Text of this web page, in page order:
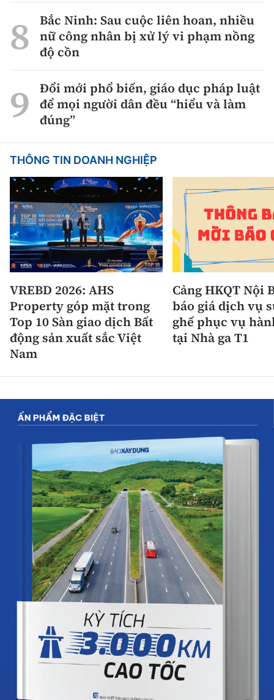
Bắc Ninh: Sau cuộc liên hoan, nhiều
nữ công nhân bị xử lý vi phạm nồng
độ cồn
Đổi mới phổ biến, giáo dục pháp luật
để mọi người dân đều “hiểu và làm
đúng”
THÔNG TIN DOANH NGHIỆP
VREBD 2026: AHS
Property góp mặt trong
Top 10 Sàn giao dịch Bất
động sản xuất sắc Việt
Nam
Cảng HKQT Nội
báo giá dịch vụ
ghế phục vụ
tại Nhà ga T1